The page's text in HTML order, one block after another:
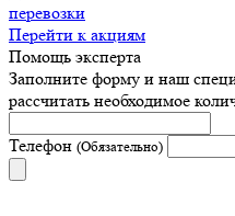
перевозки
Перейти к акциям
Помощь эксперта
Заполните форму и наш
рассчитать необходимое
Телефон (Обязательно)